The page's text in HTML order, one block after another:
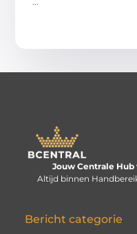
Jouw Centrale
Altijd binnen
Bericht categorie